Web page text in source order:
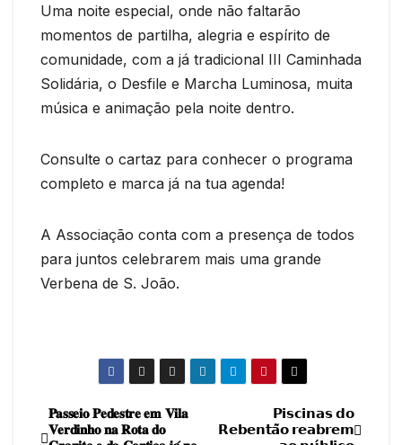
Uma noite especial, onde não faltarão
momentos de partilha, alegria e espírito de
comunidade, com a já tradicional III Caminhada
Solidária, o Desfile e Marcha Luminosa, muita
música e animação pela noite dentro.
Consulte o cartaz para conhecer o programa
completo e marca já na tua agenda!
A Associação conta com a presença de todos
para juntos celebrarem mais uma grande
Verbena de S. João.
Navegação
𝗣𝗶𝘀𝗰𝗶𝗻𝗮𝘀 𝗱𝗼
𝗥𝗲𝗯𝗲𝗻𝘁𝗮̃𝗼 𝗿𝗲𝗮𝗯𝗿𝗲𝗺
𝐏𝐚𝐬𝐬𝐞𝐢𝐨 𝐏𝐞𝐝𝐞𝐬𝐭𝐫𝐞 𝐞𝐦 𝐕𝐢𝐥𝐚
𝐕𝐞𝐫𝐝𝐢𝐧𝐡𝐨 𝐧𝐚 𝐑𝐨𝐭𝐚 𝐝𝐨